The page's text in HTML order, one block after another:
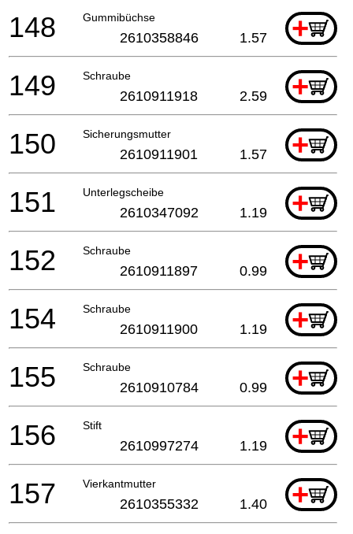
Gummibüchse +
148 2610358846 1.57
Schraube +
149 2610911918 2.59
Sicherungsmutter +
150 2610911901 1.57
Unterlegscheibe +
151 2610347092 1.19
Schraube +
152 2610911897 0.99
Schraube +
154 2610911900 1.19
Schraube +
155 2610910784 0.99
Stift +
156 2610997274 1.19
Vierkantmutter +
157 2610355332 1.40